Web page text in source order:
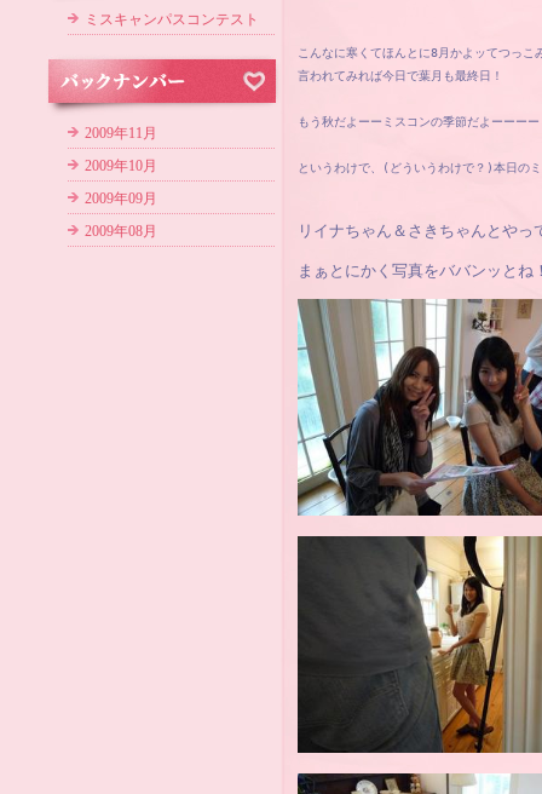
こんなに寒くてほんとに8月かよッてつっこ
言われてみれば今日で葉月も最終日！
もう秋だよーーミスコンの季節だよーーーー
というわけで、(どういうわけで？)本日の
リイナちゃん＆さきちゃんとやっ
まぁとにかく写真をババンッとね
ミスキャンパスコンテスト
2009年11月
2009年10月
2009年09月
2009年08月